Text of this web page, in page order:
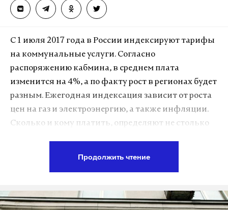
С 1 июля 2017 года в России индексируют тарифы
на коммунальные услуги. Согласно
распоряжению кабмина, в среднем плата
изменится на 4%, а по факту рост в регионах будет
разным. Ежегодная индексация зависит от роста
цен на газ и электроэнергию, а также инфляции.
Сколько и кому платить, определяют не столько
никакого отношения к экономическим расчетам и
решению задач по повышению качества услуг.
Продолжить чтение